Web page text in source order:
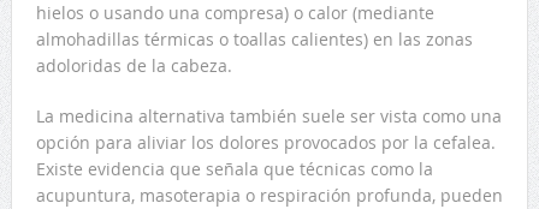
hielos o usando una compresa) o calor (mediante
almohadillas térmicas o toallas calientes) en las zonas
adoloridas de la cabeza.
La medicina alternativa también suele ser vista como una
opción para aliviar los dolores provocados por la cefalea.
Existe evidencia que señala que técnicas como la
acupuntura, masoterapia o respiración profunda, pueden